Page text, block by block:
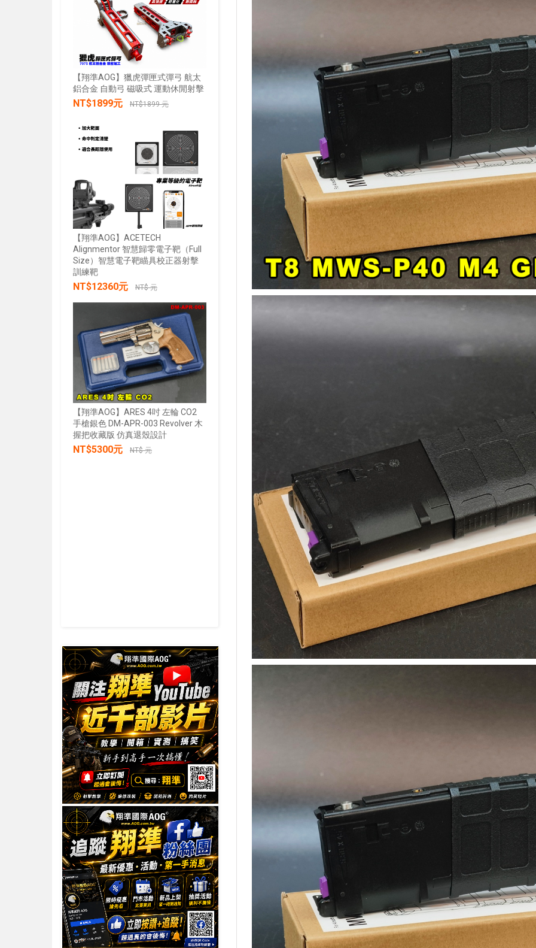
【翔準AOG】獵虎彈匣式彈弓 航太
鋁合金 自動弓 磁吸式 運動休閒射擊
NT$1899元 NT$1899 元
【翔準AOG】ACETECH
Alignmentor 智慧歸零電子靶（Full
Size）智慧電子靶瞄具校正器射擊
訓練靶
NT$12360元 NT$ 元
【翔準AOG】ARES 4吋 左輪 CO2
手槍銀色 DM-APR-003 Revolver 木
握把收藏版 仿真退殼設計
NT$5300元 NT$ 元
【翔準AOG】冰鼠電動脈衝水槍 噴
水+發光 G50DD 發光款電動水槍 連
發兒童戲水夏日玩具水戰神器水仗
加入購物車
【翔準AOG】SKYWOODS RL750G
綠雷射戰術燈 B1AXG 750流明
20mm魚骨 USB充電 IP66防水
張/100張) 射擊靶紙 加厚 厚版3mm
生存遊戲 專用靶紙 BB彈 射擊靶
NT$ 元
加入購物車
【翔準AOG】新品免運Umarex/VFC
HK33 GBBR 瓦斯長槍 D-VF2-LHK33
加入購物車
【翔準AOG】G&G CM16-BATTO
CQB 裝飾彈電動槍 M-LOK CGG-
CM16BAT AEG
NT$6200元 NT$ 元
瓦斯手槍 粉紅毒液 特仕版 CNC 日本
MARUI 系統 含裝飾彈 清脆滑套 送禮
情人節
NT$12800元 NT$ 元
加入購物車